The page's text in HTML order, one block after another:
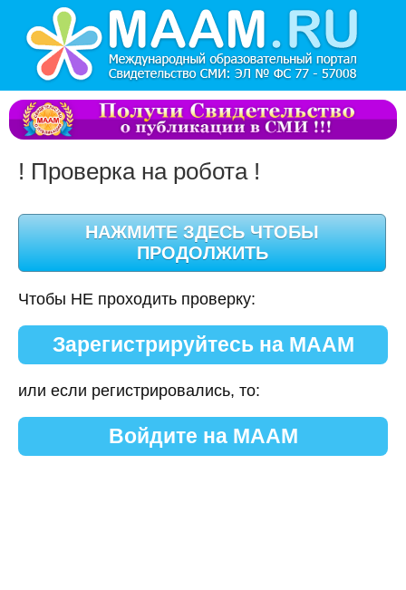
! Проверка на робота !
Чтобы НЕ проходить проверку:
Зарегистрируйтесь на МААМ
или если регистрировались, то:
Войдите на МААМ